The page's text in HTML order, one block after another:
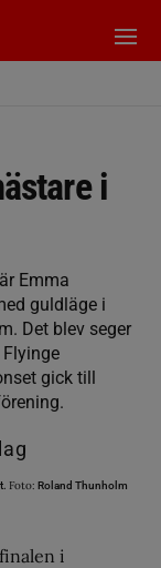
i
Emma
guldläge i
Det blev seger
gick till
Foto: Roland Thunholm
i